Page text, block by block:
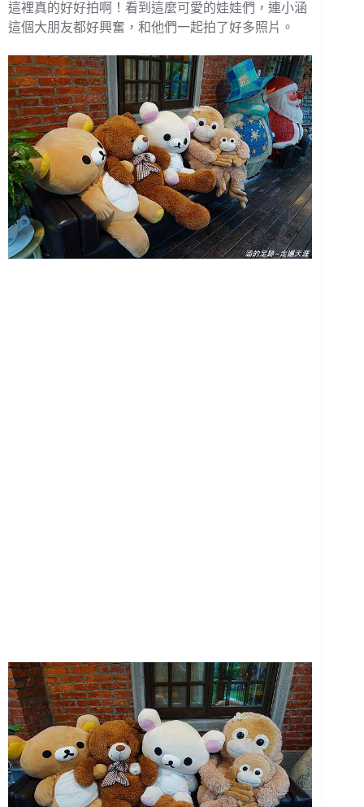
這裡真的好好拍啊！看到這麼可愛的娃娃們，連小涵
這個大朋友都好興奮，和他們一起拍了好多照片。